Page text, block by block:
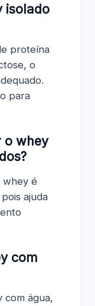
isolado
proteína
o
para
o whey
whey é
ajuda
com
com água,